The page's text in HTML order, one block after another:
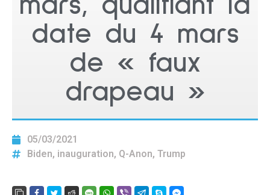
date du 4 mars
de « faux
drapeau »
05/03/2021
Biden, inauguration, Q-Anon, Trump